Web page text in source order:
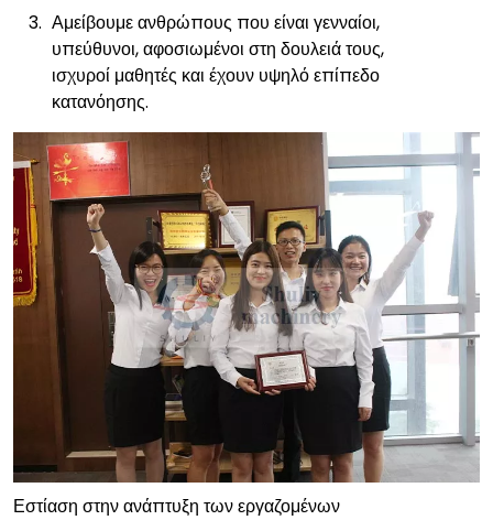
Αμείβουμε ανθρώπους που είναι γενναίοι,
υπεύθυνοι, αφοσιωμένοι στη δουλειά τους,
ισχυροί μαθητές και έχουν υψηλό επίπεδο
κατανόησης.
Εστίαση στην ανάπτυξη των εργαζομένων